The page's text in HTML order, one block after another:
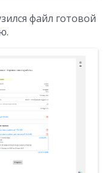
файл готовой